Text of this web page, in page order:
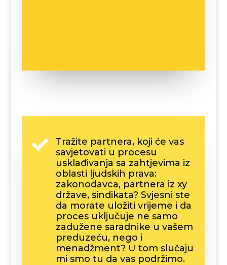

Tražite partnera, koji će vas
savjetovati u procesu
usklađivanja sa zahtjevima iz
oblasti ljudskih prava:
zakonodavca, partnera iz xy
države, sindikata? Svjesni ste
da morate uložiti vrijeme i da
proces uključuje ne samo
zadužene saradnike u vašem
preduzeću, nego i
menadžment? U tom slučaju
mi smo tu da vas podržimo.